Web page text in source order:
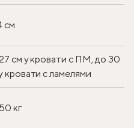
см
см у кровати с ПМ, до 30
кровати с ламелями
кг